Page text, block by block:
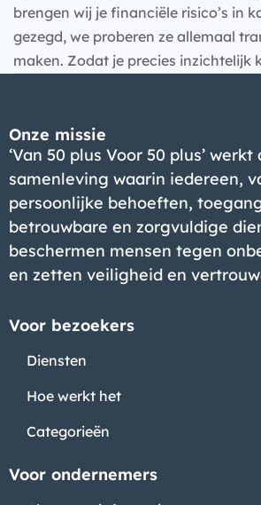
brengen wij je financiële risico’s in
gezegd, we proberen ze allemaal
maken. Zodat je precies inzichtelijk
Onze missie
‘Van 50 plus Voor 50 plus’ werkt
samenleving waarin iedereen,
persoonlijke behoeften,
betrouwbare en zorgvuldige
beschermen mensen tegen
en zetten veiligheid en
Voor bezoekers
Diensten
Hoe werkt het
Categorieën
Voor ondernemers